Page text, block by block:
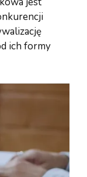
ich formy